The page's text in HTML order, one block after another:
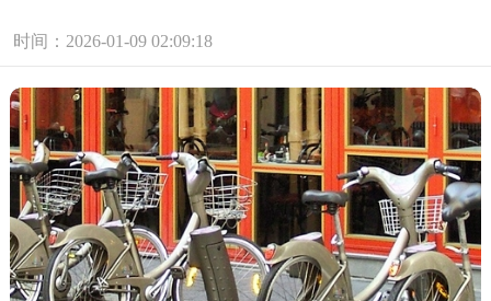
时间：2026-01-09 02:09:18